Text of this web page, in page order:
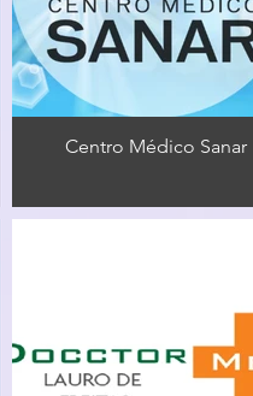
Centro Médico Sanar